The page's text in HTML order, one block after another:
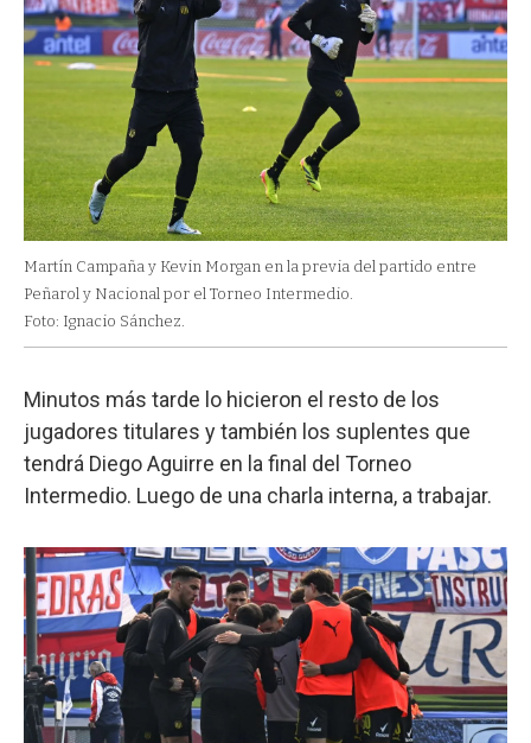
Martín Campaña y Kevin Morgan en la previa del partido entre
Peñarol y Nacional por el Torneo Intermedio.
Foto: Ignacio Sánchez.
Minutos más tarde lo hicieron el resto de los
jugadores titulares y también los suplentes que
tendrá Diego Aguirre en la final del Torneo
Intermedio. Luego de una charla interna, a trabajar.